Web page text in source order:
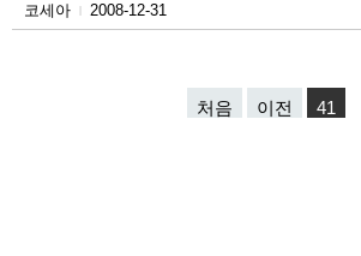
코세아
2008-12-31
처음 이전 41